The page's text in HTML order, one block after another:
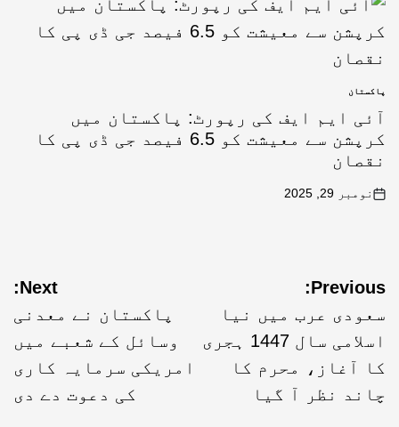
پاکستان
آئی ایم ایف کی رپورٹ: پاکستان میں
کرپشن سے معیشت کو 6.5 فیصد جی ڈی پی کا
نقصان
نومبر 29, 2025
Previous:
سعودی عرب میں نیا
اسلامی سال 1447 ہجری
کا آغاز، محرم کا
چاند نظر آ گیا
Next:
پاکستان نے معدنی
وسائل کے شعبے میں
امریکی سرمایہ کاری
کی دعوت دے دی